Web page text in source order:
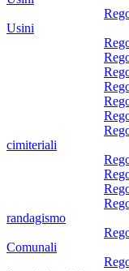
Usini
cimiteriali
randagismo
Comunali